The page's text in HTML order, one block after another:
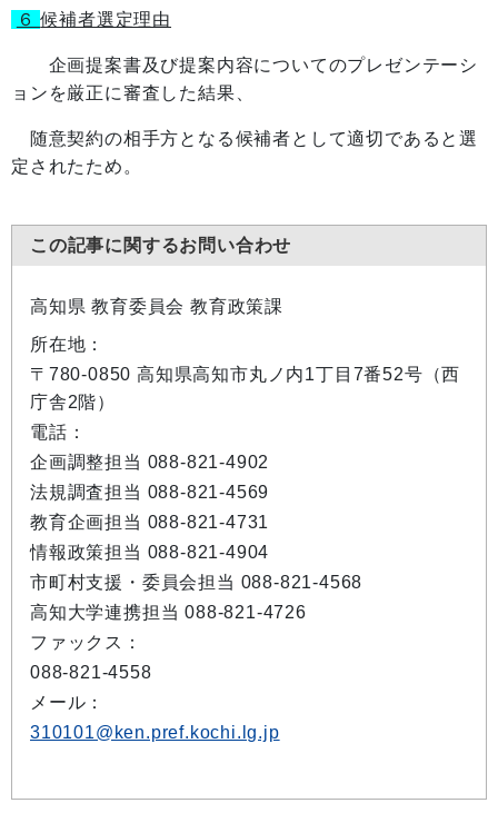
６候補者選定理由
企画提案書及び提案内容についてのプレゼンテーシ
ョンを厳正に審査した結果、
随意契約の相手方となる候補者として適切であると選
定されたため。
この記事に関するお問い合わせ
高知県 教育委員会 教育政策課
所在地：
〒780-0850 高知県高知市丸ノ内1丁目7番52号（西
庁舎2階）
電話：
企画調整担当 088-821-4902
法規調査担当 088-821-4569
教育企画担当 088-821-4731
情報政策担当 088-821-4904
市町村支援・委員会担当 088-821-4568
高知大学連携担当 088-821-4726
ファックス：
088-821-4558
メール：
310101@ken.pref.kochi.lg.jp